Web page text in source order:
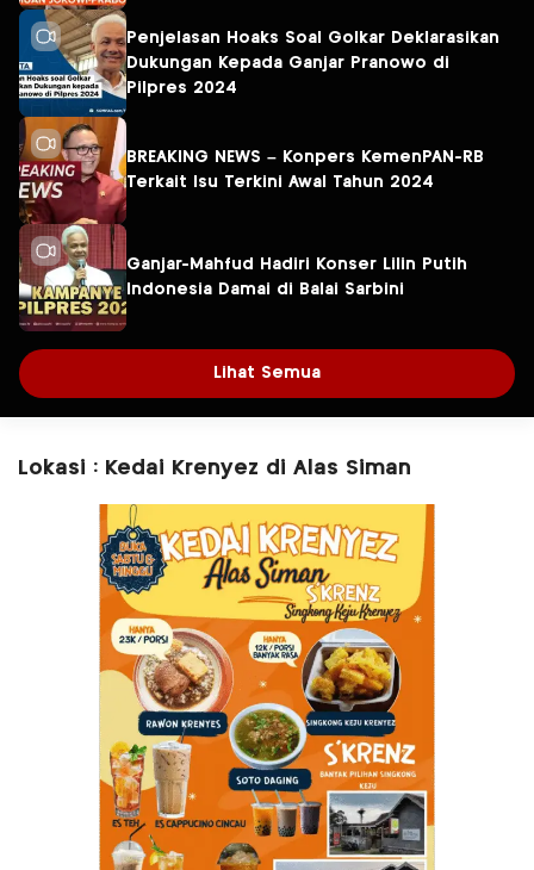
Penjelasan Hoaks Soal Golkar Deklarasikan
Dukungan Kepada Ganjar Pranowo di
Pilpres 2024
BREAKING NEWS – Konpers KemenPAN-RB
Terkait Isu Terkini Awal Tahun 2024
Ganjar-Mahfud Hadiri Konser Lilin Putih
Indonesia Damai di Balai Sarbini
Lihat Semua
Lokasi : Kedai Krenyez di Alas Siman